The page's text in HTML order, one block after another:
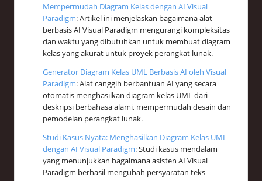
Mempermudah Diagram Kelas dengan AI Visual
Paradigm: Artikel ini menjelaskan bagaimana alat
berbasis AI Visual Paradigm mengurangi kompleksitas
dan waktu yang dibutuhkan untuk membuat diagram
kelas yang akurat untuk proyek perangkat lunak.
Generator Diagram Kelas UML Berbasis AI oleh Visual
Paradigm: Alat canggih berbantuan AI yang secara
otomatis menghasilkan diagram kelas UML dari
deskripsi berbahasa alami, mempermudah desain dan
pemodelan perangkat lunak.
Studi Kasus Nyata: Menghasilkan Diagram Kelas UML
dengan AI Visual Paradigm: Studi kasus mendalam
yang menunjukkan bagaimana asisten AI Visual
Paradigm berhasil mengubah persyaratan teks